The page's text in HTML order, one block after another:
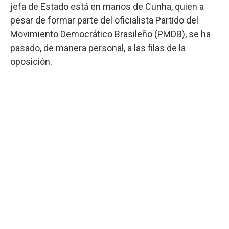
jefa de Estado está en manos de Cunha, quien a
pesar de formar parte del oficialista Partido del
Movimiento Democrático Brasileño (PMDB), se ha
pasado, de manera personal, a las filas de la
oposición.